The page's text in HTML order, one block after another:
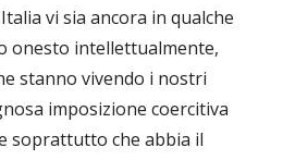
vi sia ancora in qualche
onesto intellettualmente,
stanno vivendo i nostri
imposizione coercitiva
soprattutto che abbia il